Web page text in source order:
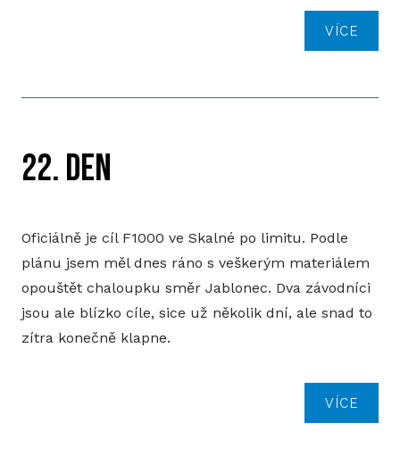
VÍCE
22. DEN
Oficiálně je cíl F1000 ve Skalné po limitu. Podle
plánu jsem měl dnes ráno s veškerým materiálem
opouštět chaloupku směr Jablonec. Dva závodníci
jsou ale blízko cíle, sice už několik dní, ale snad to
zítra konečně klapne.
VÍCE